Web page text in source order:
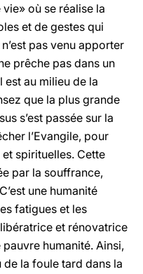
où se réalise la
et de gestes qui
pas venu apporter
prêche pas dans un
est au milieu de la
que la plus grande
s’est passée sur la
l’Evangile, pour
spirituelles. Cette
par la souffrance,
une humanité
fatigues et les
et rénovatrice
humanité. Ainsi,
la foule tard dans la